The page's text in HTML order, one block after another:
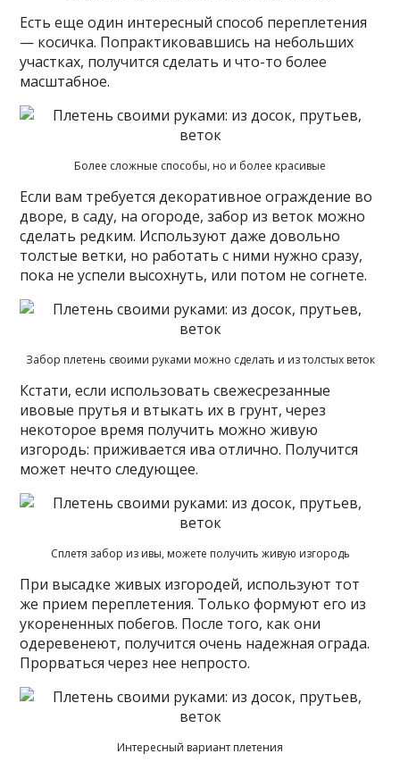
Есть еще один интересный способ переплетения
— косичка. Попрактиковавшись на небольших
участках, получится сделать и что-то более
масштабное.
Более сложные способы, но и более красивые
Если вам требуется декоративное ограждение во
дворе, в саду, на огороде, забор из веток можно
сделать редким. Используют даже довольно
толстые ветки, но работать с ними нужно сразу,
пока не успели высохнуть, или потом не согнете.
Забор плетень своими руками можно сделать и из толстых веток
Кстати, если использовать свежесрезанные
ивовые прутья и втыкать их в грунт, через
некоторое время получить можно живую
изгородь: приживается ива отлично. Получится
может нечто следующее.
Сплетя забор из ивы, можете получить живую изгородь
При высадке живых изгородей, используют тот
же прием переплетения. Только формуют его из
укорененных побегов. После того, как они
одеревенеют, получится очень надежная ограда.
Прорваться через нее непросто.
Интересный вариант плетения